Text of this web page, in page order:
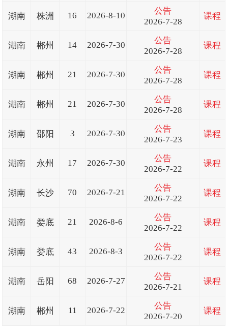
湖南 株洲 16 2026-8-10
公告
2026-7-28
课程
湖南 郴州 14 2026-7-30
公告
2026-7-28
课程
湖南 郴州 21 2026-7-30
公告
2026-7-28
课程
湖南 郴州 21 2026-7-30
公告
2026-7-28
课程
湖南 邵阳 3 2026-7-30
公告
2026-7-23
课程
湖南 永州 17 2026-7-30
公告
2026-7-22
课程
湖南 长沙 70 2026-7-21
公告
2026-7-22
课程
湖南 娄底 21 2026-8-6
公告
2026-7-22
课程
湖南 娄底 43 2026-8-3
公告
2026-7-22
课程
湖南 岳阳 68 2026-7-27
公告
2026-7-21
课程
湖南 郴州 11 2026-7-22
公告
2026-7-20
课程